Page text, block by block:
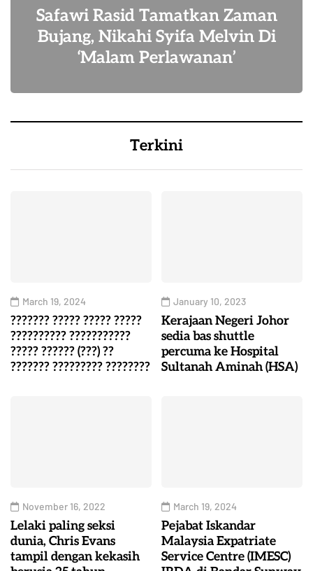
Safawi Rasid Tamatkan Zaman
Bujang, Nikahi Syifa Melvin Di
‘Malam Perlawanan’
Terkini
March 19, 2024
??????? ????? ????? ?????
?????????? ???????????
????? ?????? (???) ??
??????? ????????? ????????
January 10, 2023
Kerajaan Negeri Johor
sedia bas shuttle
percuma ke Hospital
Sultanah Aminah (HSA)
November 16, 2022
Lelaki paling seksi
dunia, Chris Evans
tampil dengan kekasih
March 19, 2024
Pejabat Iskandar
Malaysia Expatriate
Service Centre (IMESC)